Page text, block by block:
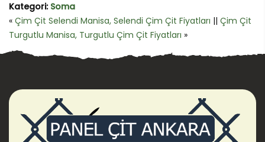
Kategori: Soma
« Çim Çit Selendi Manisa, Selendi Çim Çit Fiyatları || Çim Çit
Turgutlu Manisa, Turgutlu Çim Çit Fiyatları »